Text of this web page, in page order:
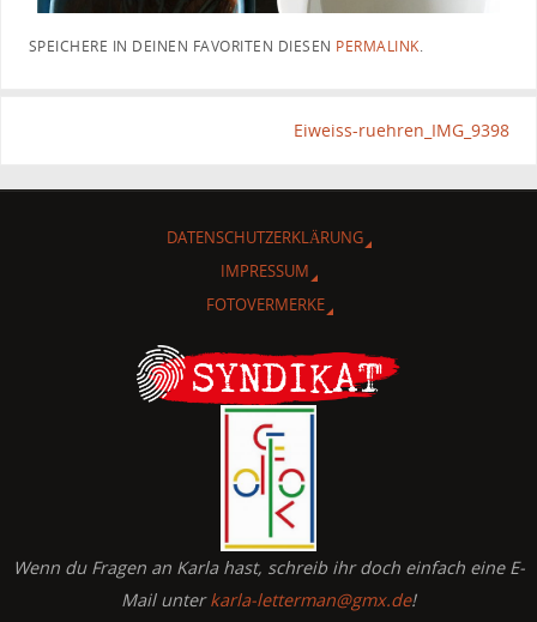
SPEICHERE IN DEINEN FAVORITEN DIESEN PERMALINK.
Eiweiss-ruehren_IMG_9398
DATENSCHUTZERKLÄRUNG
IMPRESSUM
FOTOVERMERKE
Wenn du Fragen an Karla hast, schreib ihr doch einfach eine E-
Mail unterkarla-letterman@gmx.de!